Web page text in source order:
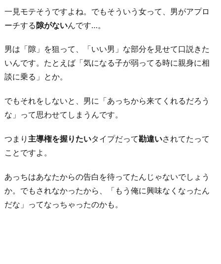
一見モテそうですよね。でもそういう女って、男がアプロ
ーチする隙がないんです…。
男は「隙」を狙って、「いい男」な部分を見せて口説きた
いんです。たとえば「気になる子が弱ってる時に親身に相
談に乗る」とか。
でもそれをしないと、男に「あっちから来てくれるだろう
な」って思わせてしまうんです。
つまり 主導権を握りたいタイプだって勘違いされてたって
ことですよ。
あっちはあなたからの告白を待ってたんじゃないでしょう
か。でもされなかったから、「もう俺に興味なくなったん
だな」ってなっちゃったのかも。